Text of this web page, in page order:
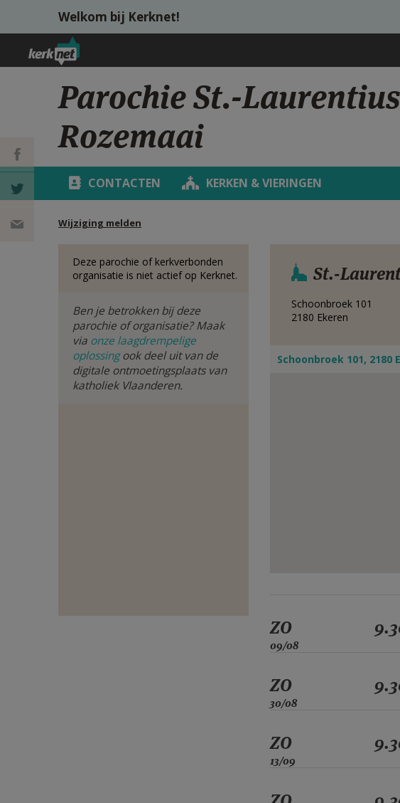
Overslaan en naar de inhoud gaan
Welkom bij Kerknet!
Parochie St.-
Rozemaai
CONTACTEN KERKEN & VIERINGEN
Wijziging melden
DEEL OP
FACEBOOK
DEEL OP
Deze parochie of kerkverbonden
organisatie is niet actief op Kerknet.
Ben je betrokken bij deze
parochie of organisatie? Maak
via onze laagdrempelige
oplossingook deel uit van de
digitale ontmoetingsplaats van
katholiek Vlaanderen.
St.-
Schoonbroek 101
2180 Ekeren
Schoonbroek 101, 2180
ZO
09/08
ZO
30/08
ZO
13/09